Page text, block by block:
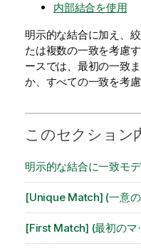
内部結合を使用
明示的な結合に加え、
たは複数の一致を考慮
ースでは、最初の一致
か、すべての一致を考
このセクション
明示的な結合に一致モ
[Unique Match] (一意
[First Match] (最初のマ